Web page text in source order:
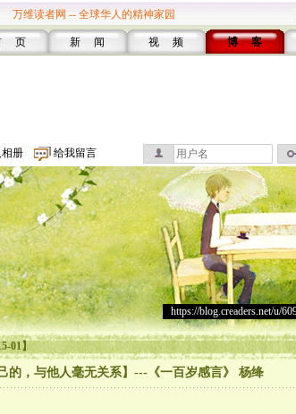
万维读者网 -- 全球华人的精神家园
页 新 闻 视 频 博 客
册 给我留言
https://blog.creaders.net/u/
01】
的，与他人毫无关系】---《一百岁感言》 杨绛